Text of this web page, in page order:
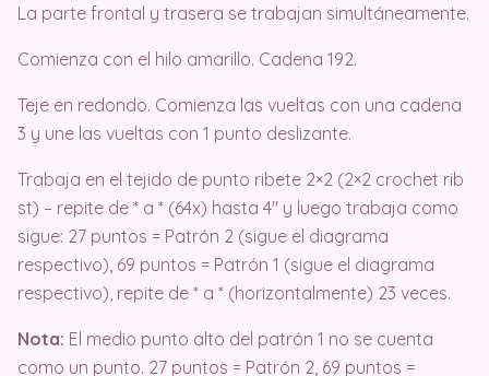
La parte frontal y trasera se trabajan simultáneamente.
Comienza con el hilo amarillo. Cadena 192.
Teje en redondo. Comienza las vueltas con una cadena
3 y une las vueltas con 1 punto deslizante.
Trabaja en el tejido de punto ribete 2×2 (2×2 crochet rib
st) – repite de * a * (64x) hasta 4″ y luego trabaja como
sigue: 27 puntos = Patrón 2 (sigue el diagrama
respectivo), 69 puntos = Patrón 1 (sigue el diagrama
respectivo), repite de * a * (horizontalmente) 23 veces.
Nota: El medio punto alto del patrón 1 no se cuenta
como un punto. 27 puntos = Patrón 2, 69 puntos =